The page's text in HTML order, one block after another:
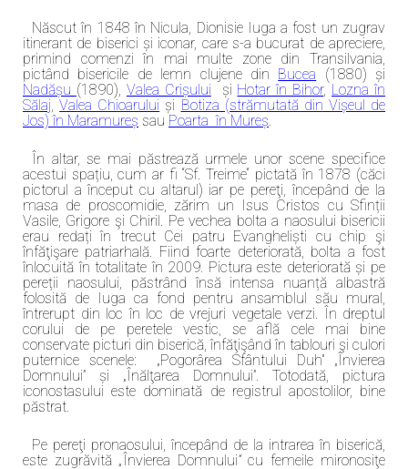
Născut în 1848 în Nicula, Dionisie Iuga a fost un zugrav
itinerant de biserici și iconar, care s-a bucurat de apreciere,
primind comenzi în mai multe zone din Transilvania,
pictând bisericile de lemn clujene din Bucea (1880) și
Nadășu (1890), Valea Crișului și Hotar în Bihor, Lozna în
Sălaj,Valea Chioarului și Botiza (strămutată din Vișeul de
Jos) în Maramureș sau Poarta în Mureș.
În altar, se mai păstrează urmele unor scene specifice
acestui spațiu, cum ar fi “Sf. Treime“ pictată în 1878 (căci
pictorul a început cu altarul) iar pe pereţi, începând de la
masa de proscomidie, zărim un Isus Cristos cu Sfinții
Vasile, Grigore şi Chiril. Pe vechea bolta a naosului bisericii
erau redați în trecut Cei patru Evangheliști cu chip şi
înfăţişare patriarhală. Fiind foarte deteriorată, bolta a fost
înlocuită în totalitate în 2009. Pictura este deteriorată și pe
pereții naosului, păstrând însă intensa nuanță albastră
folosită de Iuga ca fond pentru ansamblul său mural,
întrerupt din loc în loc de vrejuri vegetale verzi. În dreptul
corului de pe peretele vestic, se află cele mai bine
conservate picturi din biserică, înfăţişând în tablouri şi culori
puternice scenele: „Pogorârea Sfântului Duh” „Învierea
Domnului” și „Înălţarea Domnului”. Totodată, pictura
iconostasului este dominată de registrul apostolilor, bine
păstrat.
Pe pereţi pronaosului, începând de la intrarea în biserică,
este zugrăvită „ Învierea Domnului”cu femeile mironosiţe